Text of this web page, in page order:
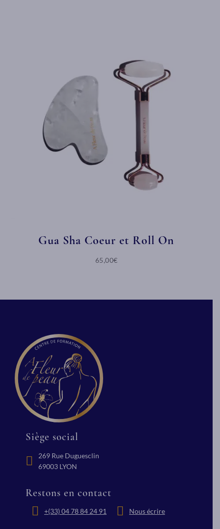
Gua Sha Coeur et Roll On
65,00€
Siège social
269 Rue Duguesclin
69003 LYON
Restons en contact
+(33) 04 78 84 24 91 Nous écrire